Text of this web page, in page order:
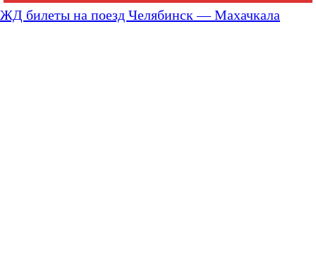
ЖД билеты на поезд Челябинск — Махачкала